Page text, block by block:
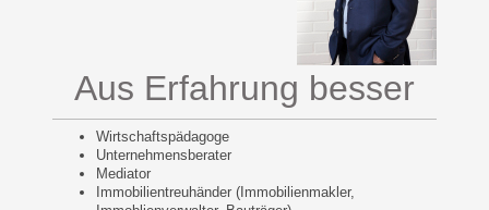
Aus Erfahrung besser
Wirtschaftspädagoge
Unternehmensberater
Mediator
Immobilientreuhänder (Immobilienmakler,